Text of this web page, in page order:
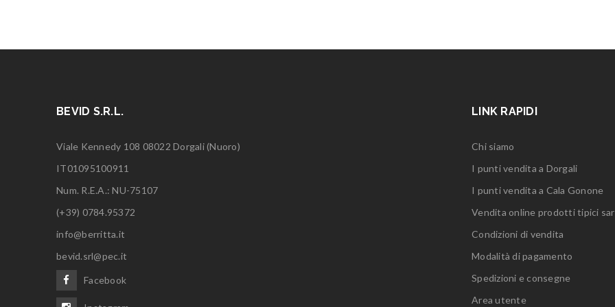
BEVID S.R.L.
Viale Kennedy 108 08022 Dorgali (Nuoro)
IT01095100911
Num. R.E.A.: NU-75107
(+39) 0784.95372
info@berritta.it
bevid.srl@pec.it
Facebook
LINK RAPIDI
Chi siamo
I punti vendita a Dorgali
I punti vendita a Cala Gonone
Vendita online prodotti tipici
Condizioni di vendita
Modalità di pagamento
Spedizioni e consegne
Area utente